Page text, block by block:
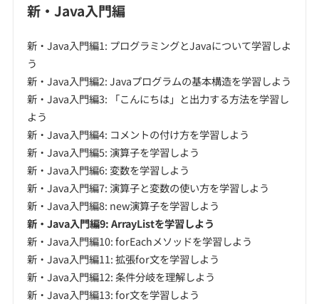
新・Java入門編
新・Java入門編1: プログラミングとJavaについて学習しよ
う
新・Java入門編2: Javaプログラムの基本構造を学習しよう
新・Java入門編3: 「こんにちは」と出力する方法を学習し
よう
新・Java入門編4: コメントの付け方を学習しよう
新・Java入門編5: 演算子を学習しよう
新・Java入門編6: 変数を学習しよう
新・Java入門編7: 演算子と変数の使い方を学習しよう
新・Java入門編8: new演算子を学習しよう
新・Java入門編9: ArrayListを学習しよう
新・Java入門編10: forEachメソッドを学習しよう
新・Java入門編11: 拡張for文を学習しよう
新・Java入門編12: 条件分岐を理解しよう
新・Java入門編13: for文を学習しよう